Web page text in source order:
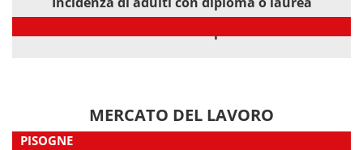
MERCATO DEL LAVORO
PISOGNE